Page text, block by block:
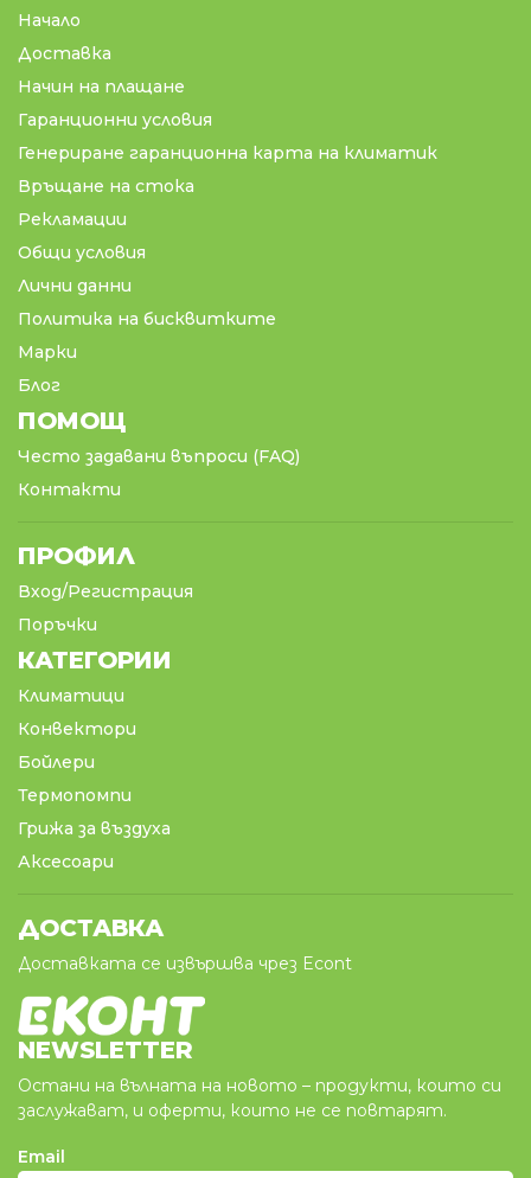
Начало
Доставка
Начин на плащане
Гаранционни условия
Генериране гаранционна карта на климатик
Връщане на стока
Рекламации
Общи условия
Лични данни
Политика на бисквитките
Марки
Блог
ПОМОЩ
Често задавани въпроси (FAQ)
Контакти
ПРОФИЛ
Вход/Регистрация
Поръчки
КАТЕГОРИИ
Климатици
Конвектори
Бойлери
Термопомпи
Грижа за въздуха
Аксесоари
ДОСТАВКА
Доставката се извършва чрез Econt
NEWSLETTER
Остани на вълната на новото – продукти, които си
заслужават, и оферти, които не се повтарят.
Email